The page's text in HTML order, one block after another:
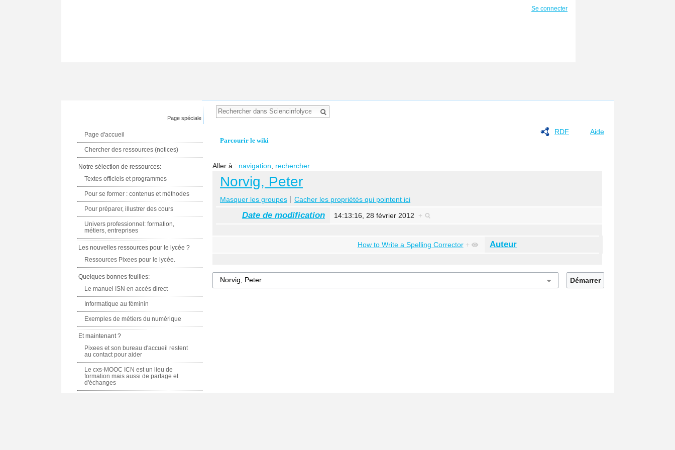
RDF Aide
Parcourir le wiki
Aller à : navigation rechercher
Norvig, Peter
Masquer les groupes Cacher les propriétés qui pointent ici
Date de modification 14:13:16, 28 février 2012 +
How to Write a Spelling Corrector + Auteur
Se connecter
Page spéciale
Page d'accueil
Chercher des ressources (notices)
Notre sélection de ressources:
Textes officiels et programmes
Pour se former : contenus et méthodes
Pour préparer, illustrer des cours
Univers professionnel: formation,
métiers, entreprises
Les nouvelles ressources pour le lycée ?
Ressources Pixees pour le lycée.
Quelques bonnes feuilles:
Le manuel ISN en accès direct
Informatique au féminin
Exemples de métiers du numérique
Et maintenant ?
Pixees et son bureau d'accueil restent
au contact pour aider
Le cxs-MOOC ICN est un lieu de
formation mais aussi de partage et
d'échanges